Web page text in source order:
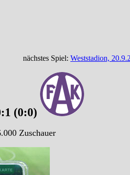
nächstes Spiel: Weststadion,
(0:0)
Zuschauer